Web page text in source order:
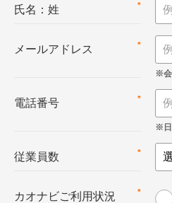
*
氏名：姓
*
メールアドレス
*
電話番号
*
従業員数
*
カオナビご利用状況